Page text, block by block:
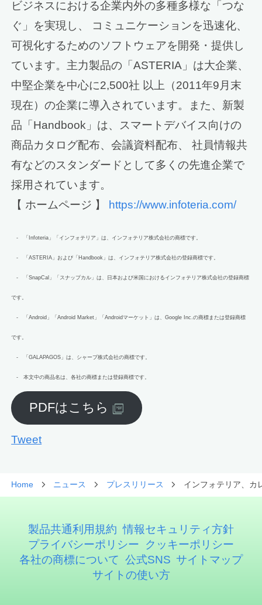
ビジネスにおける企業内外の多種多様な「つな
ぐ」を実現し、 コミュニケーションを迅速化、
可視化するためのソフトウェアを開発・提供し
ています。主力製品の「ASTERIA」は大企業、
中堅企業を中心に2,500社 以上（2011年9月末
現在）の企業に導入されています。また、新製
品「Handbook」は、スマートデバイス向けの
商品カタログ配布、会議資料配布、 社員情報共
有などのスタンダードとして多くの先進企業で
採用されています。
【 ホームページ 】
https://www.infoteria.com/
- 「Infoteria」「インフォテリア」は、インフォテリア株式会社の商標です。
- 「ASTERIA」および「Handbook」は、インフォテリア株式会社の登録商標です。
- 「SnapCal」「スナップカル」は、日本および米国におけるインフォテリア株式会社の登録商標
です。
- 「Android」「Android Market」「Androidマーケット」は、Google Inc.の商標または登録商標
です。
- 「GALAPAGOS」は、シャープ株式会社の商標です。
- 本文中の商品名は、各社の商標または登録商標です。
PDFはこちら
Tweet
Home ニュース プレスリリース インフォテリア、カ
製品共通利用規約 情報セキュリティ方針
プライバシーポリシー
クッキーポリシー
各社の商標について 公式SNS サイトマップ
サイトの使い方